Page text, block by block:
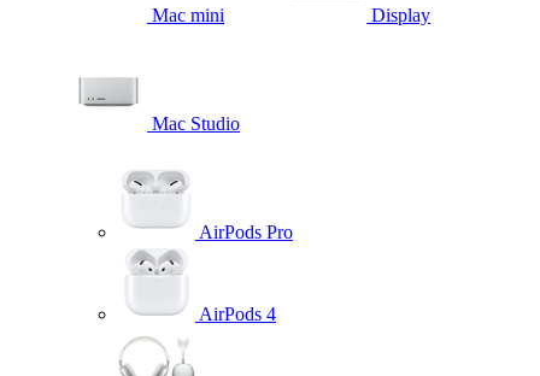
Mac mini Display
Mac Studio
AirPods Pro
AirPods 4